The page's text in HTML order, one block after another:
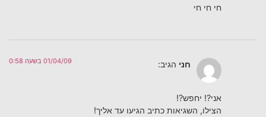
חי חי חי
חני הגיב: 01/04/09 בשעה 0:58
אני?! יחפש?!
הצילו, השגיאות כתיב הגיעו עד אליך!